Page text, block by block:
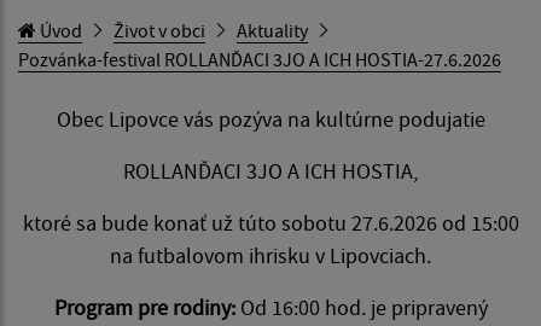
Úvod Život v obci
Aktuality
Pozvánka-festival ROLLANĎACI 3JO A ICH HOSTIA-27.6.2026
Obec Lipovce vás pozýva na kultúrne podujatie
ROLLANĎACI 3JO A ICH HOSTIA,
ktoré sa bude konať už túto sobotu 27.6.2026 od 15:00
na futbalovom ihrisku v Lipovciach.
Program pre rodiny:Od 16:00 hod. je pripravený